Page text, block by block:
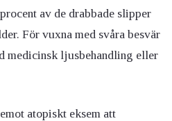
av de drabbade slipper
För vuxna med svåra besvär
medicinsk ljusbehandling eller
atopiskt eksem att